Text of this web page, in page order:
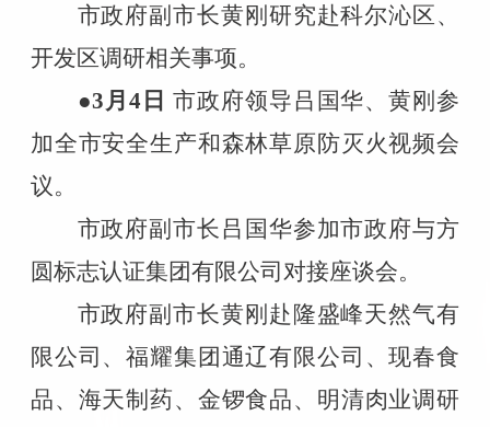
市政府副市长黄刚研究赴科尔沁区、
开发区调研相关事项。
●3 月4 日市政府领导吕国华、黄刚参
加全市安全生产和森林草原防灭火视频会
议。
市政府副市长吕国华参加市政府与方
圆标志认证集团有限公司对接座谈会。
市政府副市长黄刚赴隆盛峰天然气有
限公司、福耀集团通辽有限公司、现春食
品、海天制药、金锣食品、明清肉业调研